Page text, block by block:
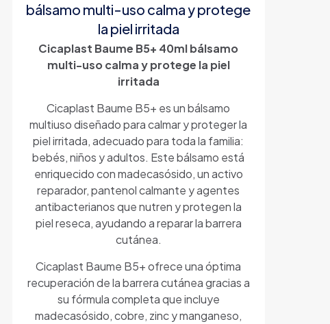
bálsamo multi-uso calma y protege
la piel irritada
Cicaplast Baume B5+ 40ml bálsamo
multi-uso calma y protege la piel
irritada
Cicaplast Baume B5+ es un bálsamo
multiuso diseñado para calmar y proteger la
piel irritada, adecuado para toda la familia:
bebés, niños y adultos. Este bálsamo está
enriquecido con madecasósido, un activo
reparador, pantenol calmante y agentes
antibacterianos que nutren y protegen la
piel reseca, ayudando a reparar la barrera
cutánea.
Cicaplast Baume B5+ ofrece una óptima
recuperación de la barrera cutánea gracias a
su fórmula completa que incluye
madecasósido, cobre, zinc y manganeso,